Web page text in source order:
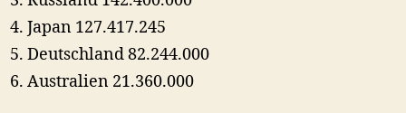
Japan 127.417.245
Deutschland 82.244.000
Australien 21.360.000